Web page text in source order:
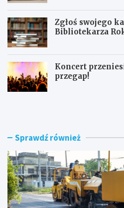
Zgłoś swojego
Bibliotekarza
Koncert
przegap!
N
o
d
o
i
m
o
d
B
e
z
n
a
j
a
z
Sprawdź również